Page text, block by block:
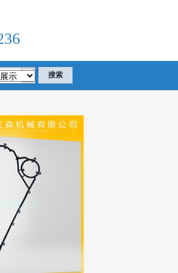
配件的企业，电话：13867728236欢迎有需